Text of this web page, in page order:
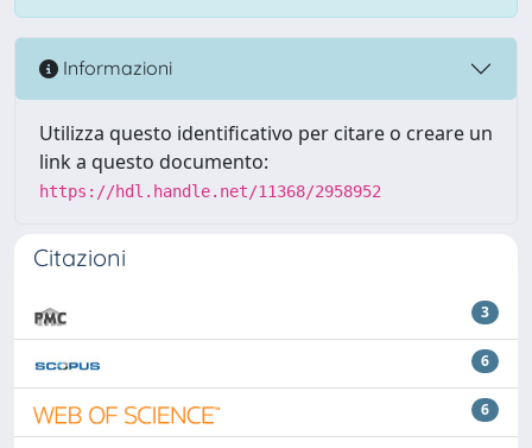
Informazioni
Utilizza questo identificativo per citare o creare un
link a questo documento:
https://hdl.handle.net/11368/2958952
Citazioni
3
6
6